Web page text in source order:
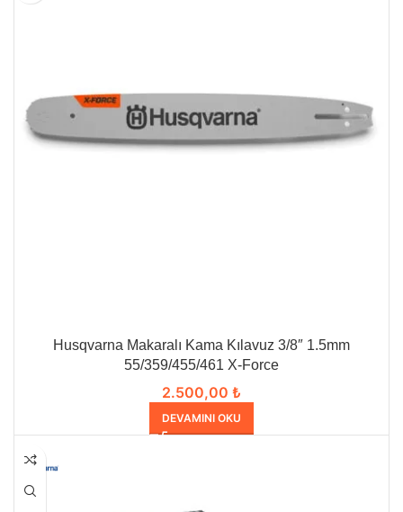
Husqvarna Makaralı Kama Kılavuz 3/8″ 1.5mm
55/359/455/461 X-Force
2.500,00 ₺
DEVAMINI OKU